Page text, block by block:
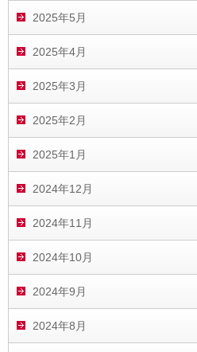
2025年5月
2025年4月
2025年3月
2025年2月
2025年1月
2024年12月
2024年11月
2024年10月
2024年9月
2024年8月